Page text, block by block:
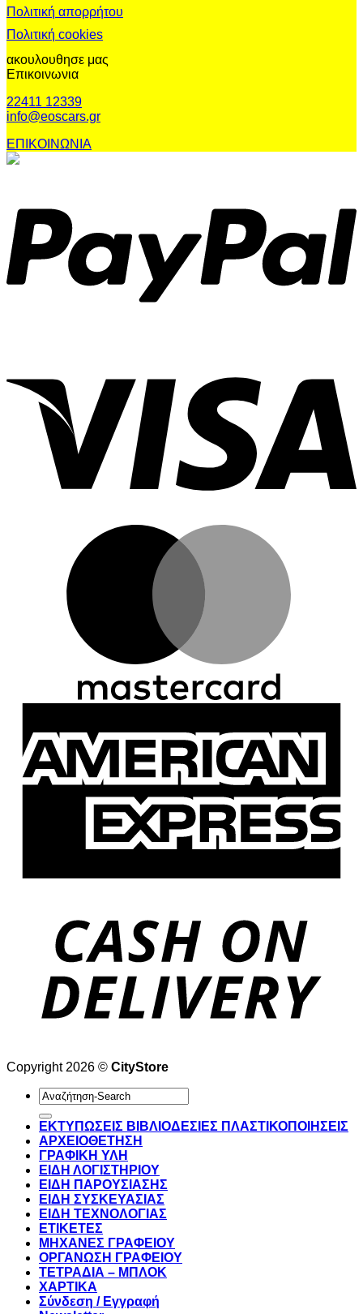
Πολιτική απορρήτου
Πολιτική cookies
ακουλουθησε μας
Επικοινωνια
22411 12339
info@eoscars.gr
ΕΠΙΚΟΙΝΩΝΙΑ
Copyright 2026 © CityStore
Αναζήτηση
για:
ΕΚΤΥΠΩΣΕΙΣ ΒΙΒΛΙΟΔΕΣΙΕΣ ΠΛΑΣΤΙΚΟΠΟΙΗΣΕΙΣ
ΑΡΧΕΙΟΘΕΤΗΣΗ
ΓΡΑΦΙΚΗ ΥΛΗ
ΕΙΔΗ ΛΟΓΙΣΤΗΡΙΟΥ
ΕΙΔΗ ΠΑΡΟΥΣΙΑΣΗΣ
ΕΙΔΗ ΣΥΣΚΕΥΑΣΙΑΣ
ΕΙΔΗ ΤΕΧΝΟΛΟΓΙΑΣ
ΕΤΙΚΕΤΕΣ
ΜΗΧΑΝΕΣ ΓΡΑΦΕΙΟΥ
ΟΡΓΑΝΩΣΗ ΓΡΑΦΕΙΟΥ
ΤΕΤΡΑΔΙΑ – ΜΠΛΟΚ
ΧΑΡΤΙΚΑ
Σύνδεση / Εγγραφή